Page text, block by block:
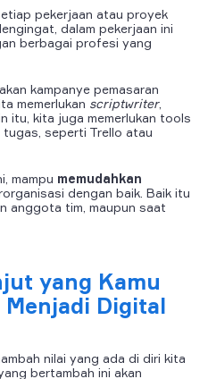
pekerjaan atau proyek
dalam pekerjaan ini
berbagai profesi yang
kampanye pemasaran
memerlukan scriptwriter,
itu, kita juga memerlukan tools
seperti Trello atau
mampu memudahkan
dengan baik. Baik itu
anggota tim, maupun saat
yang Kamu
Digital
nilai yang ada di diri kita
bertambah ini akan